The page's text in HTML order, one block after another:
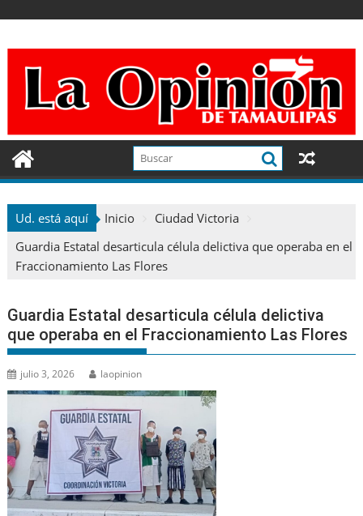
contenido
Ud. está aquí Inicio
Ciudad Victoria
Guardia Estatal desarticula célula delictiva que operaba en el
Fraccionamiento Las Flores
Guardia Estatal desarticula célula delictiva
que operaba en el Fraccionamiento Las Flores
julio 3, 2026 laopinion